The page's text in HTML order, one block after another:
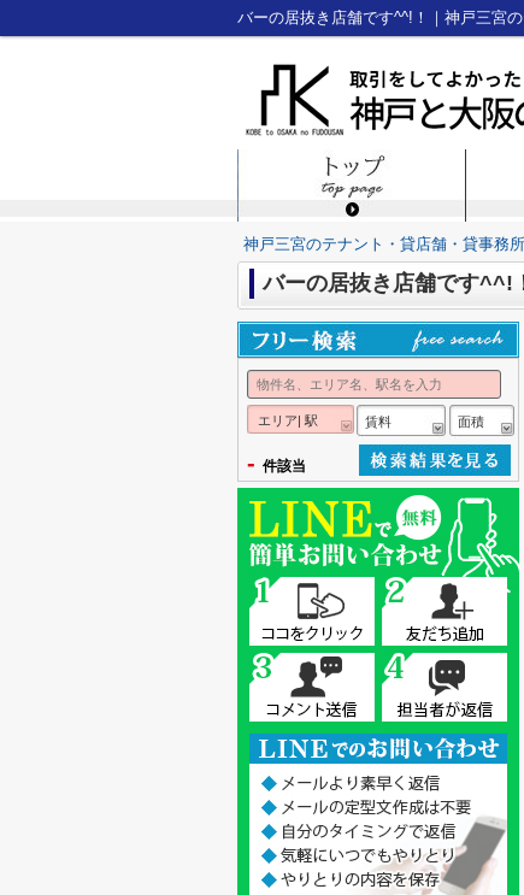
バーの居抜き店舗です^^!！｜神戸三宮
神戸三宮のテナント・貸店舗・貸事務
バーの居抜き店舗です^^!
エリア| 駅 賃料 面積
- 件該当